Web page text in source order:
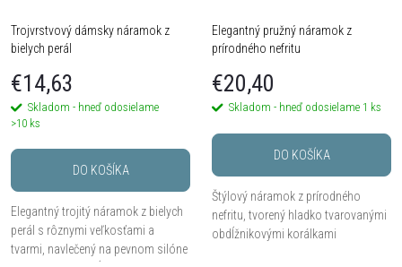
e
p
r
o
d
s
p
r
o
d
u
Trojvrstvový dámsky náramok z
bielych perál
€14,63
Skladom - hneď odosielame
>10 ks
DO KOŠÍKA
Elegantný trojitý náramok z bielych
perál s rôznymi veľkosťami a
tvarmi, navlečený na pevnom silóne
Elegantný pružný náramok z
prírodného nefritu
€20,40
Skladom - hneď odosielame 1 ks
DO KOŠÍKA
Štýlový náramok z prírodného
nefritu, tvorený hladko tvarovanými
obdĺžnikovými korálkami